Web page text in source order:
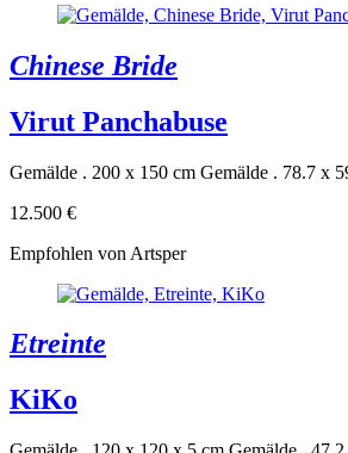
Chinese Bride
Virut Panchabuse
Gemälde . 200 x 150 cm Gemälde . 78.7 x
12.500 €
Empfohlen von Artsper
Etreinte
KiKo